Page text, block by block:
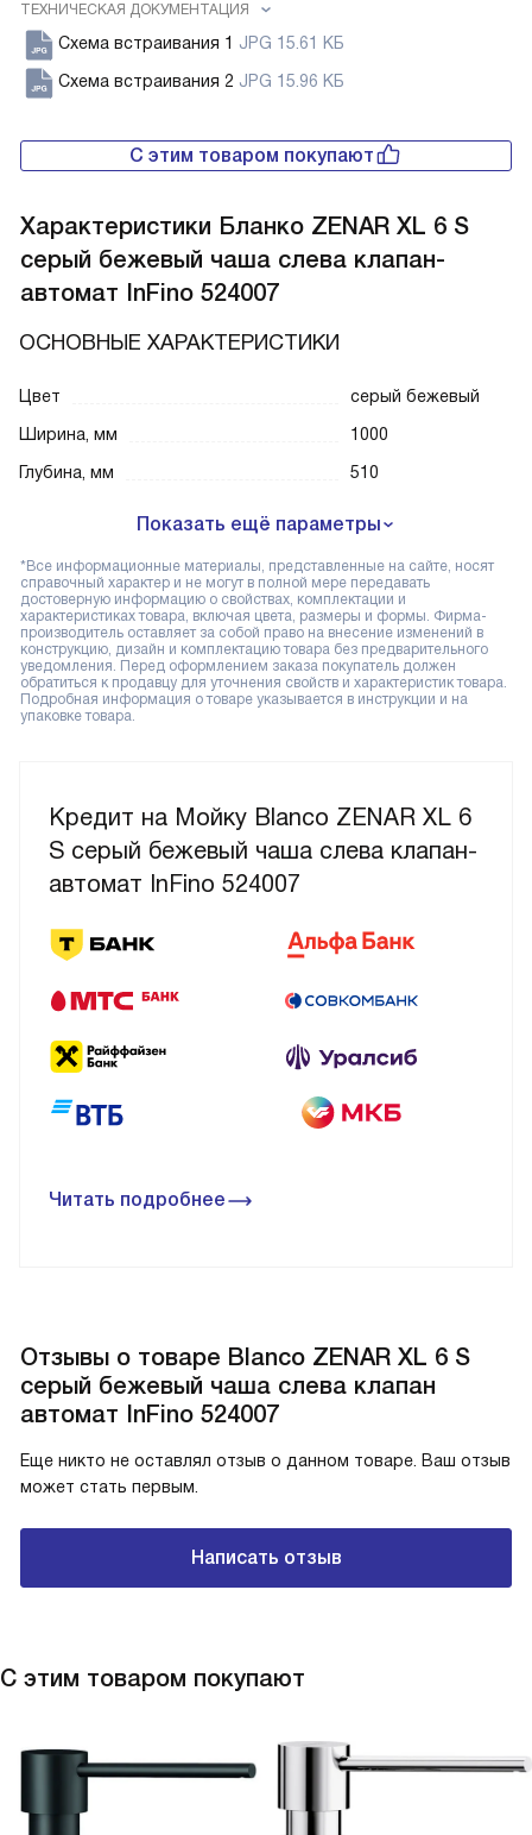
ТЕХНИЧЕСКАЯ ДОКУМЕНТАЦИЯ
Схема встраивания 1 JPG 15.61 КБ
Схема встраивания 2 JPG 15.96 КБ
Кредит на Мойку Blanco ZENAR XL 6
S серый бежевый чаша слева клапан-
автомат InFino 524007
Читать подробнее
С этим товаром покупают
Характеристики Бланко ZENAR XL 6 S
серый бежевый чаша слева клапан-
автомат InFino 524007
ОСНОВНЫЕ ХАРАКТЕРИСТИКИ
Цвет
серый бежевый
Ширина, мм
1000
Глубина, мм
510
Показать ещё параметры
*Все информационные материалы, представленные на сайте, носят
справочный характер и не могут в полной мере передавать
достоверную информацию о свойствах, комплектации и
характеристиках товара, включая цвета, размеры и формы. Фирма-
производитель оставляет за собой право на внесение изменений в
конструкцию, дизайн и комплектацию товара без предварительного
уведомления. Перед оформлением заказа покупатель должен
обратиться к продавцу для уточнения свойств и характеристик товара.
Подробная информация о товаре указывается в инструкции и на
упаковке товара.
Отзывы о товаре Blanco ZENAR XL 6 S
серый бежевый чаша слева клапан
автомат InFino 524007
Еще никто не оставлял отзыв о данном товаре. Ваш отзыв
может стать первым.
Написать отзыв
С этим товаром покупают